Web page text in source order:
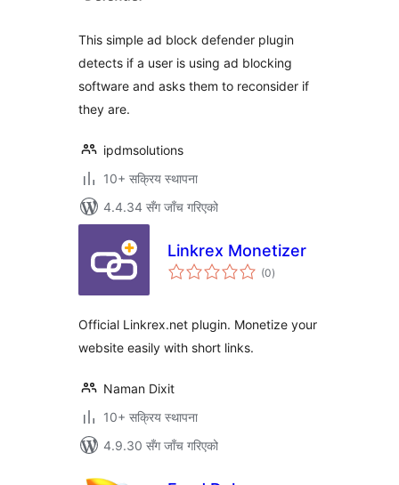
This simple ad block defender plugin
detects if a user is using ad blocking
software and asks them to reconsider if
they are.
ipdmsolutions
10+ सक्रिय स्थापना
4.4.34 सँग जाँच गरिएको
Linkrex Monetizer
(0कुल
रेटिङ्गहरू
)
Official Linkrex.net plugin. Monetize your
website easily with short links.
Naman Dixit
10+ सक्रिय स्थापना
4.9.30 सँग जाँच गरिएको